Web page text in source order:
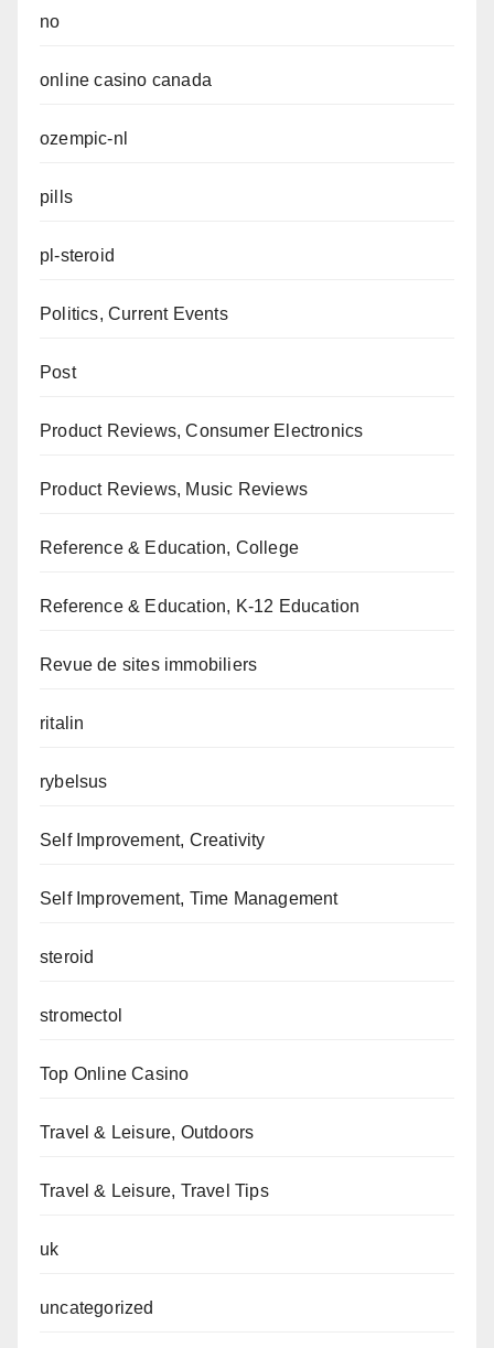
no
online casino canada
ozempic-nl
pills
pl-steroid
Politics, Current Events
Post
Product Reviews, Consumer Electronics
Product Reviews, Music Reviews
Reference & Education, College
Reference & Education, K-12 Education
Revue de sites immobiliers
ritalin
rybelsus
Self Improvement, Creativity
Self Improvement, Time Management
steroid
stromectol
Top Online Casino
Travel & Leisure, Outdoors
Travel & Leisure, Travel Tips
uk
uncategorized